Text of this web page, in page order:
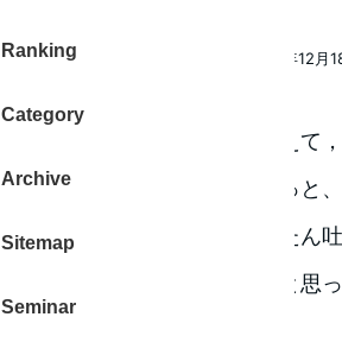
Ranking
Category
Archive
Sitemap
Seminar
2013年12月
者
大東 信仁（ものくろ）
昨日のしんどさがキレイに消えて
（この記事を含む）です。もっと
まで溜まっている思考をいったん
きっちりしていなくてもイイと思